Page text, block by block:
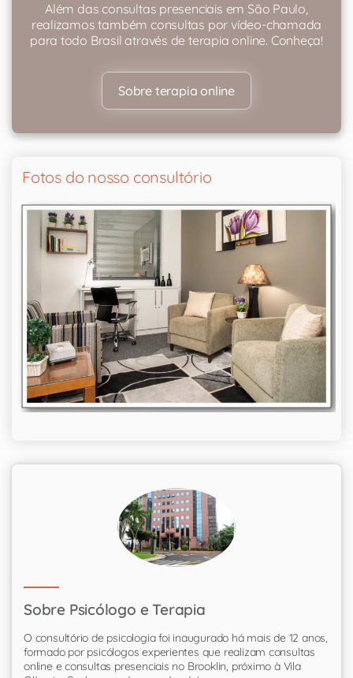
Além das consultas presenciais em São Paulo,
realizamos também consultas por vídeo-chamada
para todo Brasil através de terapia online. Conheça!
Sobre terapia online
Fotos do nosso consultório
Sobre Psicólogo e Terapia
O consultório de psicologia foi inaugurado há mais de 12 anos,
formado por psicólogos experientes que realizam consultas
online e consultas presenciais no Brooklin, próximo à Vila